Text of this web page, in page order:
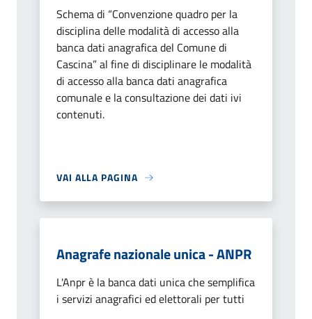
Schema di “Convenzione quadro per la
disciplina delle modalità di accesso alla
banca dati anagrafica del Comune di
Cascina” al fine di disciplinare le modalità
di accesso alla banca dati anagrafica
comunale e la consultazione dei dati ivi
contenuti.
VAI ALLA PAGINA
Anagrafe nazionale unica - ANPR
L'Anpr è la banca dati unica che semplifica
i servizi anagrafici ed elettorali per tutti